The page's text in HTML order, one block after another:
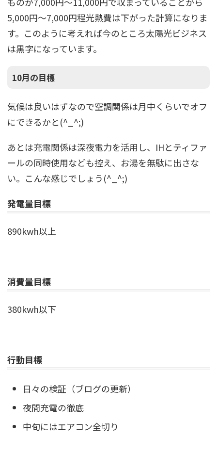
5,000円～7,000円程光熱費は下がった計算になりま
す。このように考えれば今のところ太陽光ビジネス
は黒字になっています。
10月の目標
気候は良いはずなので空調関係は月中くらいでオフ
にできるかと(^_^;)
あとは充電関係は深夜電力を活用し、IHとティファ
ールの同時使用なども控え、お湯を無駄に出さな
い。こんな感じでしょう(^_^;)
発電量目標
890kwh以上
消費量目標
380kwh以下
行動目標
日々の検証（ブログの更新）
夜間充電の徹底
中旬にはエアコン全切り